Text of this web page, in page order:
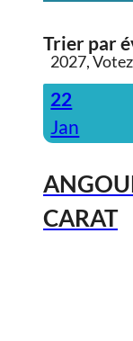
Trier par
2027,
22
Jan
CARAT